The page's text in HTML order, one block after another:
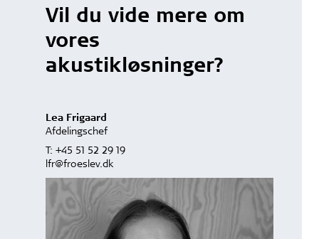
Vil du vide mere om
vores
akustikløsninger?
Lea Frigaard
Afdelingschef
T: +45 51 52 29 19
lfr@froeslev.dk